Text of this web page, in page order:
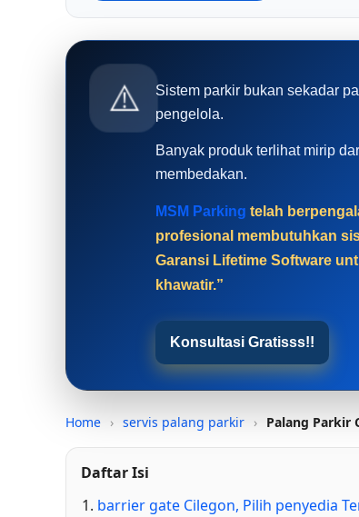
⚠️
Sistem parkir bukan sekadar
pengelola.
Banyak produk terlihat mirip
membedakan.
MSM Parking telah
profesional membutuhkan
Garansi Lifetime Software
khawatir.”
Konsultasi Gratisss!!
Home › servis palang parkir › Palang Parkir
Daftar Isi
barrier gate Cilegon, Pilih penyedia